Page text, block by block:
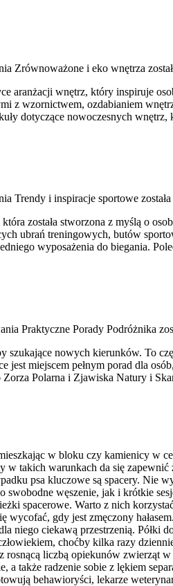
Zrównoważone i eko wnętrza
aranżacji wnętrz, który inspiruje
z wzornictwem, ozdabianiem
dotyczące nowoczesnych
Trendy i inspiracje sportowe
została stworzona z myślą o
ubrań treningowych, butów
wyposażenia do biegania.
Praktyczne Porady Podróżnika
szukające nowych kierunków. To
jest miejscem pełnym porad dla
Polarna i Zjawiska Natury i
w bloku czy kamienicy w
takich warunkach da się
psa kluczowe są spacery. Nie
węszenie, jak i krótkie
spacerowe. Warto z nich
wycofać, gdy jest zmęczony
niego ciekawą przestrzenią.
choćby kilka razy
rosnącą liczbą opiekunów zwierząt
a także radzenie sobie z lękiem
behawioryści, lekarze